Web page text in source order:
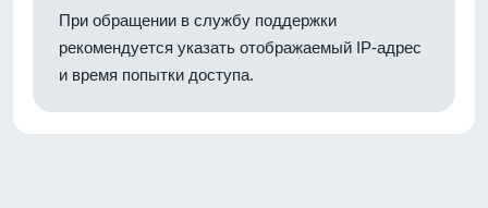
При обращении в службу поддержки
рекомендуется указать отображаемый IP-адрес
и время попытки доступа.